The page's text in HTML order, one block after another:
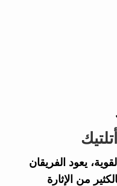
يعود الفريقان
من الإثارة